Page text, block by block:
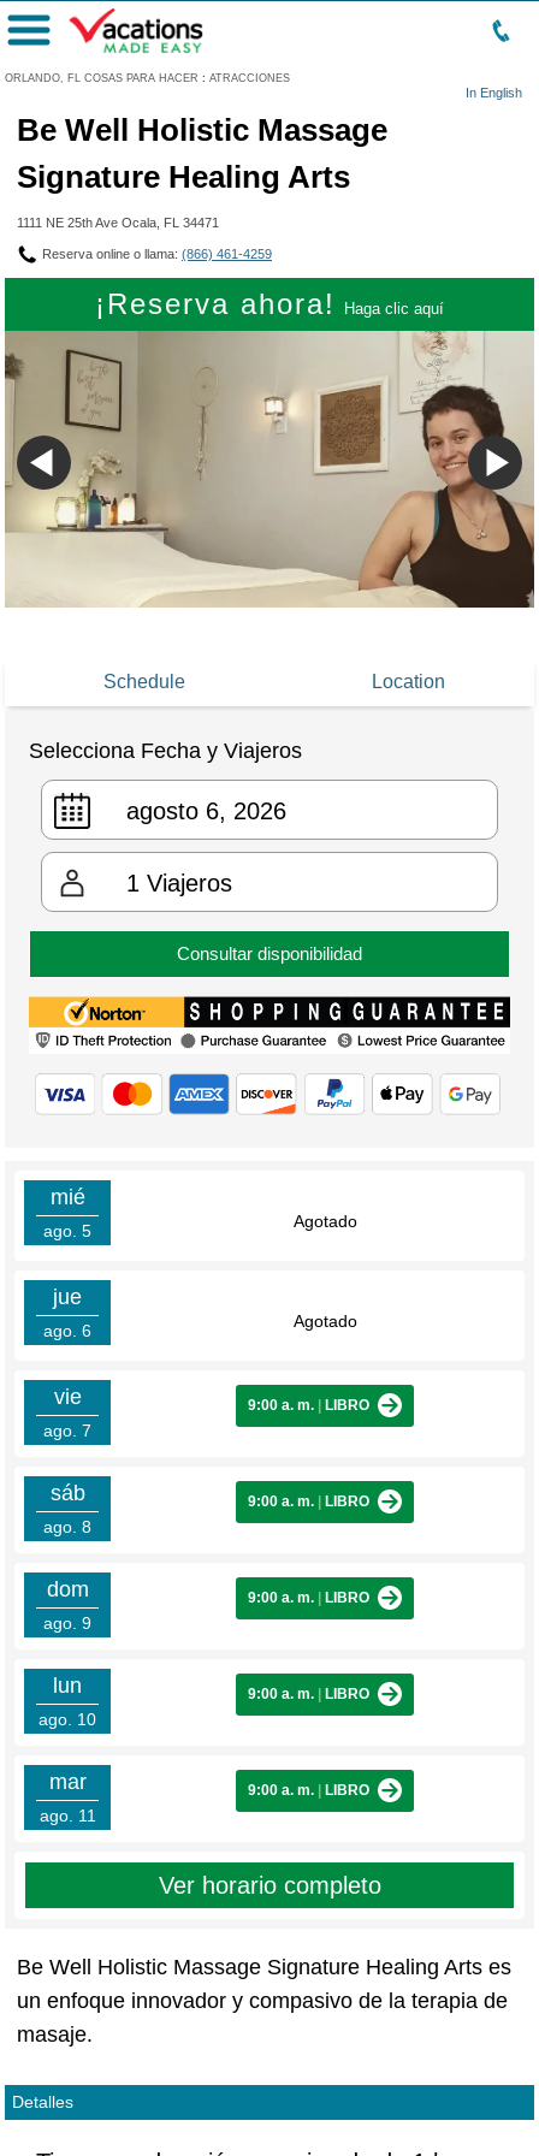
ORLANDO, FL COSAS PARA HACER : ATRACCIONES
In English
Menú
Be Well Holistic Massage
Signature Healing Arts
1111 NE 25th Ave Ocala, FL 34471
Reserva online o llama: (866) 461-4259
¡Reserva ahora! Haga clic aquí
Schedule Location
Selecciona Fecha y Viajeros
1 Viajeros
Consultar disponibilidad
mié
ago. 5 Agotado
jue
ago. 6 Agotado
vie
ago. 7
9:00 a. m. LIBRO
sáb
ago. 8
9:00 a. m. LIBRO
dom
ago. 9
9:00 a. m. LIBRO
lun
ago. 10
9:00 a. m. LIBRO
mar
ago. 11
9:00 a. m. LIBRO
Ver horario completo
Be Well Holistic Massage Signature Healing Arts es
un enfoque innovador y compasivo de la terapia de
masaje.
Detalles